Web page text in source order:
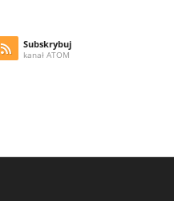
Subskrybuj
kanał ATOM